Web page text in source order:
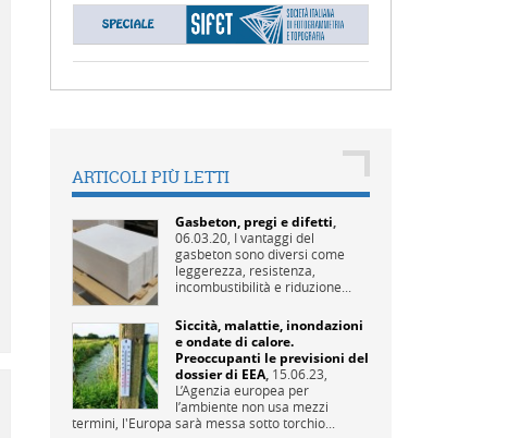
ARTICOLI PIÙ LETTI
Gasbeton, pregi e difetti,
06.03.20, I vantaggi del
gasbeton sono diversi come
leggerezza, resistenza,
incombustibilità e riduzione...
Siccità, malattie, inondazioni
e ondate di calore.
Preoccupanti le previsioni del
dossier di EEA, 15.06.23,
L’Agenzia europea per
l’ambiente non usa mezzi
termini, l'Europa sarà messa sotto torchio...